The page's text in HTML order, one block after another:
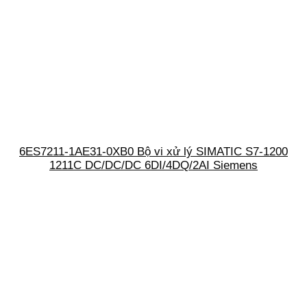
6ES7211-1AE31-0XB0 Bộ vi xử lý SIMATIC S7-1200
1211C DC/DC/DC 6DI/4DQ/2AI Siemens